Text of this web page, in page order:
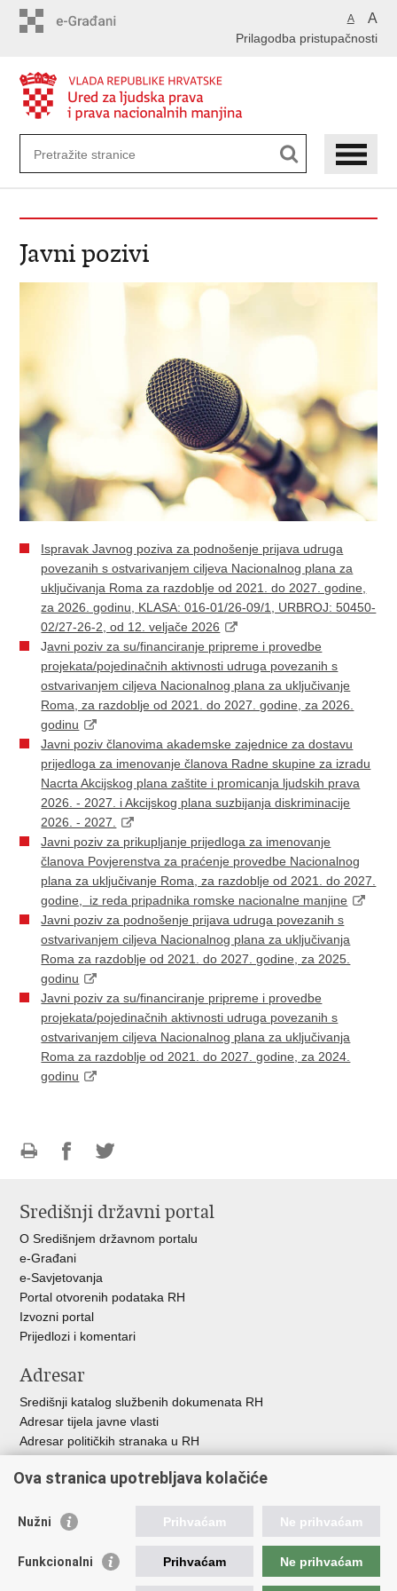
A A
Prilagodba pristupačnosti
Javni pozivi
Ispravak Javnog poziva za podnošenje prijava udruga
povezanih s ostvarivanjem ciljeva Nacionalnog plana za
uključivanja Roma za razdoblje od 2021. do 2027. godine,
za 2026. godinu, KLASA: 016-01/26-09/1, URBROJ: 50450-
02/27-26-2, od 12. veljače 2026
Javni poziv za su/financiranje pripreme i provedbe
projekata/pojedinačnih aktivnosti udruga povezanih s
ostvarivanjem ciljeva Nacionalnog plana za uključivanje
Roma, za razdoblje od 2021. do 2027. godine, za 2026.
godinu
Javni poziv članovima akademske zajednice za dostavu
prijedloga za imenovanje članova Radne skupine za izradu
Nacrta Akcijskog plana zaštite i promicanja ljudskih prava
2026. - 2027. i Akcijskog plana suzbijanja diskriminacije
2026. - 2027.
Javni poziv za prikupljanje prijedloga za imenovanje
članova Povjerenstva za praćenje provedbe Nacionalnog
plana za uključivanje Roma, za razdoblje od 2021. do 2027.
godine, iz reda pripadnika romske nacionalne manjine
Javni poziv za podnošenje prijava udruga povezanih s
ostvarivanjem ciljeva Nacionalnog plana za uključivanja
Roma za razdoblje od 2021. do 2027. godine, za 2025.
godinu
Javni poziv za su/financiranje pripreme i provedbe
projekata/pojedinačnih aktivnosti udruga povezanih s
ostvarivanjem ciljeva Nacionalnog plana za uključivanja
Roma za razdoblje od 2021. do 2027. godine, za 2024.
godinu
FacebookuTwitteru
Središnji državni portal
O Središnjem državnom portalu
e-Građani
e-Savjetovanja
Portal otvorenih podataka RH
Izvozni portal
Prijedlozi i komentari
Adresar
Središnji katalog službenih dokumenata RH
Adresar tijela javne vlasti
Adresar političkih stranaka u RH
Besplatni telefoni javne uprave
Važne poveznice
Vlada Republike Hrvatske
Ova stranica upotrebljava kolačiće
Nužni Prihvaćam Ne prihvaćam
Funkcionalni Prihvaćam Ne prihvaćam